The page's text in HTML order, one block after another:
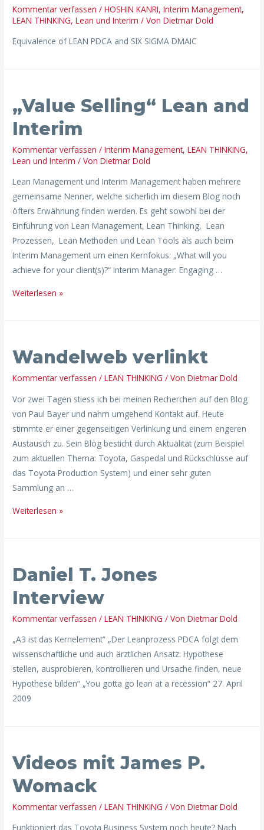
Kommentar verfassen /HOSHIN KANRI,Interim Management,
LEAN THINKING,Lean und Interim / VonDietmar Dold
Equivalence of LEAN PDCA and SIX SIGMA DMAIC
„Value Selling“ Lean and
Interim
Kommentar verfassen /Interim Management,LEAN THINKING,
Lean und Interim / VonDietmar Dold
Lean Management und Interim Management haben mehrere
gemeinsame Nenner, welche sicherlich im diesem Blog noch
öfters Erwähnung finden werden. Es geht sowohl bei der
Einführung von Lean Management, Lean Thinking, Lean
Prozessen, Lean Methoden und Lean Tools als auch beim
Interim Management um einen Kernfokus: „What will you
achieve for your client(s)?“ Interim Manager: Engaging …
Selling“
Lean
and
Interim
Weiterlesen »
Wandelweb verlinkt
Kommentar verfassen /LEAN THINKING / VonDietmar Dold
Vor zwei Tagen stiess ich bei meinen Recherchen auf den Blog
von Paul Bayer und nahm umgehend Kontakt auf. Heute
stimmte er einer gegenseitigen Verlinkung und einem engeren
Austausch zu. Sein Blog besticht durch Aktualität (zum Beispiel
zum aktuellen Thema: Toyota, Gaspedal und Rückschlüsse auf
das Toyota Production System) und einer sehr guten
Sammlung an …
verlinkt
Weiterlesen »
Daniel T. Jones
Interview
Kommentar verfassen /LEAN THINKING / VonDietmar Dold
„A3 ist das Kernelement“ „Der Leanprozess PDCA folgt dem
wissenschaftliche und auch ärztlichen Ansatz: Hypothese
stellen, ausprobieren, kontrollieren und Ursache finden, neue
Hypothese bilden“ „You gotta go lean at a recession“ 27. April
2009
Videos mit James P.
Womack
Kommentar verfassen /LEAN THINKING / VonDietmar Dold
Funktioniert das Toyota Business System noch heute? Nach
mit
P.
Womack